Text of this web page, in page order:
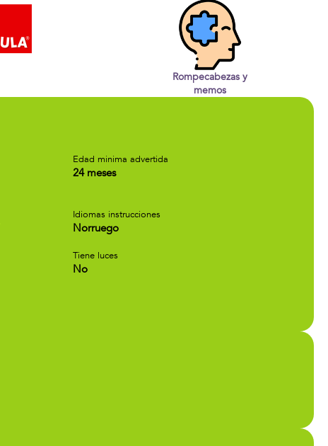
Rompecabezas y
memos
Edad minima advertida
24 meses
Idiomas instrucciones
Norruego
Tiene luces
No